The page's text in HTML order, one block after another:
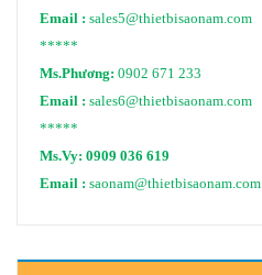
Email : sales5@thietbisaonam.com
*****
Ms.Phương: 0902 671 233
Email : sales6@thietbisaonam.com
*****
Ms.Vy: 0909 036 619
Email : saonam@thietbisaonam.com